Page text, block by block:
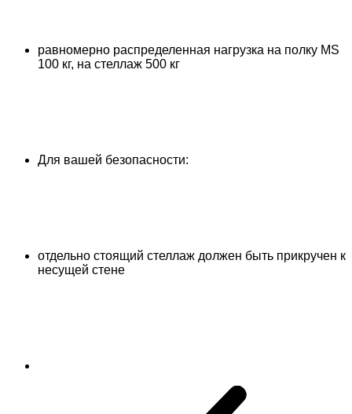
равномерно распределенная нагрузка на полку MS
100 кг, на стеллаж 500 кг
Для вашей безопасности:
отдельно стоящий стеллаж должен быть прикручен к
несущей стене